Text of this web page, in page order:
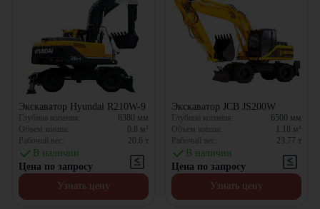
Экскаватор Hyundai R210W-9
Глубина копания: 6380 мм
Объем ковша:
0.8 м³
Рабочий вес:
20.6 т
В наличии
Цена по запросу
Узнать цену
Экскаватор JCB JS200W
Глубина копания: 6500 мм
Объем ковша:
1.18 м³
Рабочий вес:
23.77 т
В наличии
Цена по запросу
Узнать цену